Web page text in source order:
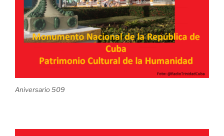
Aniversario 509